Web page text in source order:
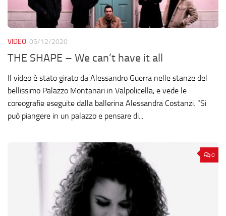
VIDEO 05/12/2020
THE SHAPE – We can’t have it all
Il video è stato girato da Alessandro Guerra nelle stanze del
bellissimo Palazzo Montanari in Valpolicella, e vede le
coreografie eseguite dalla ballerina Alessandra Costanzi. “Si
può piangere in un palazzo e pensare di...
0